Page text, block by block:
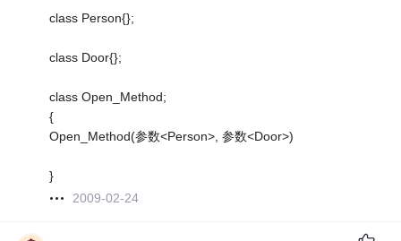
class Person{};
class Door{};
class Open_Method;
{
Open_Method(参数<Person>, 参数<Door>)
}
2009-02-24